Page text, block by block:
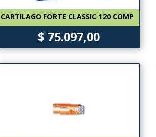
CARTILAGO FORTE CLASSIC 120 COMP
$ 75.097,00